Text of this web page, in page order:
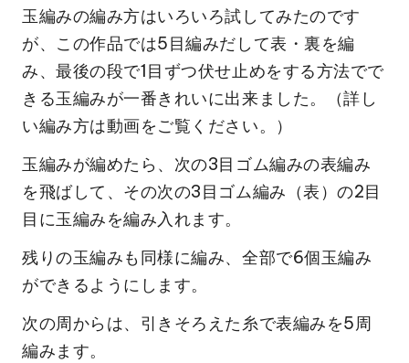
玉編みの編み方はいろいろ試してみたのです
が、この作品では5目編みだして表・裏を編
み、最後の段で1目ずつ伏せ止めをする方法でで
きる玉編みが一番きれいに出来ました。（詳し
い編み方は動画をご覧ください。）
玉編みが編めたら、次の3目ゴム編みの表編み
を飛ばして、その次の3目ゴム編み（表）の2目
目に玉編みを編み入れます。
残りの玉編みも同様に編み、全部で6個玉編み
ができるようにします。
次の周からは、引きそろえた糸で表編みを5周
編みます。